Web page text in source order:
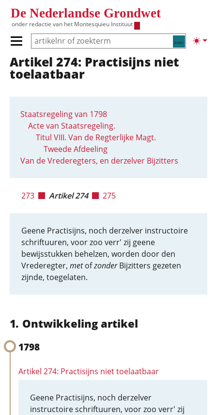
De Nederlandse Grondwet
onder redactie van het Montesquieu Instituut
Zoeken
Primair menu tonen/verbergen
Hoofdnavigatie
Artikel 274: Practisijns niet
toelaatbaar
Staatsregeling van 1798
Acte van Staatsregeling.
Titul VIII. Van de Regterlijke Magt.
Tweede Afdeeling
Van de Vrederegters, en derzelver Bijzitters
273 Artikel 274 275
Geene Practisijns, noch derzelver instructoire
schriftuuren, voor zoo verr' zij geene
bewijsstukken behelzen, worden door den
Vrederegter, metofzonderBijzitters gezeten
zijnde, toegelaten.
Ontwikkeling artikel
1798
Artikel 274: Practisijns niet toelaatbaar
Geene Practisijns, noch derzelver
instructoire schriftuuren, voor zoo verr' zij